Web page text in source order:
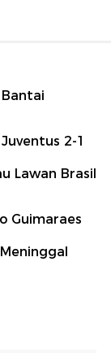
Bantai
2-1
Lawan Brasil
Guimaraes